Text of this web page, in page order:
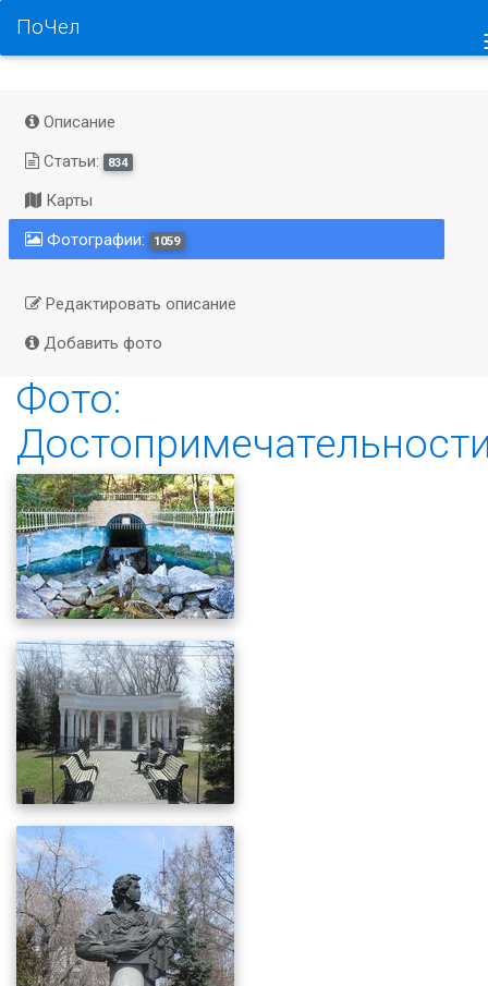
ПоЧел
Описание
Статьи:
834
Карты
Фотографии:
1059
Редактировать описание
Добавить фото
Фото: